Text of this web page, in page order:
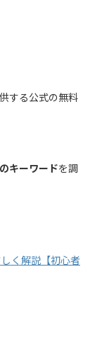
する公式の無料
キーワードを調
く解説【初心者